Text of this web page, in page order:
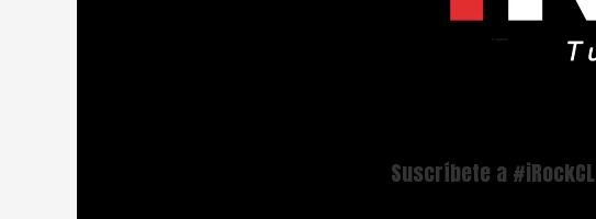
Suscríbete a #iRockCL